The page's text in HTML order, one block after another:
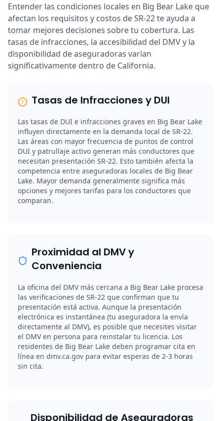
Entender las condiciones locales en Big Bear Lake que
afectan los requisitos y costos de SR-22 te ayuda a
tomar mejores decisiones sobre tu cobertura. Las
tasas de infracciones, la accesibilidad del DMV y la
disponibilidad de aseguradoras varían
significativamente dentro de California.
Tasas de Infracciones y DUI
Las tasas de DUI e infracciones graves en Big Bear Lake
influyen directamente en la demanda local de SR-22.
Las áreas con mayor frecuencia de puntos de control
DUI y patrullaje activo generan más conductores que
necesitan presentación SR-22. Esto también afecta la
competencia entre aseguradoras locales de Big Bear
Lake. Mayor demanda generalmente significa más
opciones y mejores tarifas para los conductores que
comparan.
Proximidad al DMV y
Conveniencia
La oficina del DMV más cercana a Big Bear Lake procesa
las verificaciones de SR-22 que confirman que tu
presentación está activa. Aunque la presentación
electrónica es instantánea (tu aseguradora la envía
directamente al DMV), es posible que necesites visitar
el DMV en persona para reinstalar tu licencia. Los
residentes de Big Bear Lake deben programar cita en
línea en dmv.ca.gov para evitar esperas de 2-3 horas
sin cita.
Disponibilidad de Aseguradoras